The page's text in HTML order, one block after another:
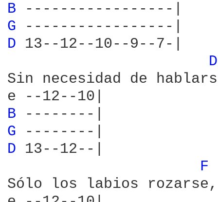
B
G
D 13--12--10--9--7-|
Sin necesidad de
B
G
D 13--12--|
F
Sólo los labios rozarse,